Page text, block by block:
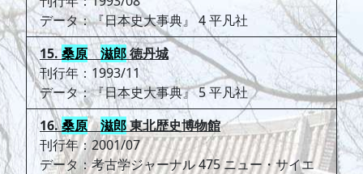
データ：『日本史大事典』 4 平凡社
15.桑原 滋郎徳丹城
刊行年：1993/11
データ：『日本史大事典』 5 平凡社
16.桑原 滋郎東北歴史博物館
刊行年：2001/07
データ：考古学ジャーナル 475 ニュー・サイエ